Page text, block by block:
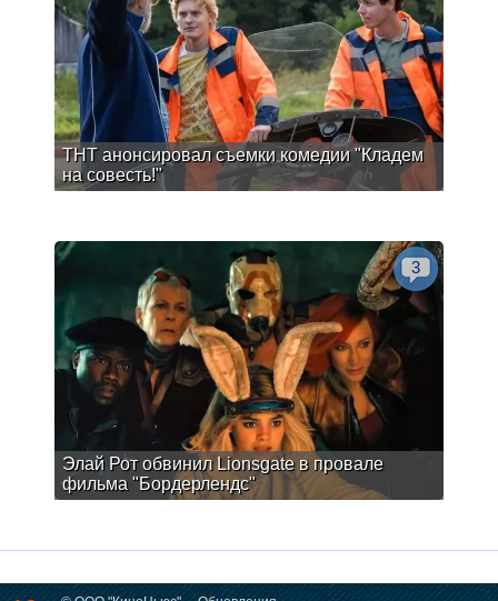
ТНТ анонсировал съемки комедии "Кладем
на совесть!"
Элай Рот обвинил Lionsgate в провале
фильма "Бордерлендс"
3